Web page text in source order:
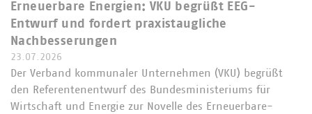
Erneuerbare Energien: VKU begrüßt EEG-
Entwurf und fordert praxistaugliche
Nachbesserungen
23.07.2026
Der Verband kommunaler Unternehmen (VKU) begrüßt
den Referentenentwurf des Bundesministeriums für
Wirtschaft und Energie zur Novelle des Erneuerbare-